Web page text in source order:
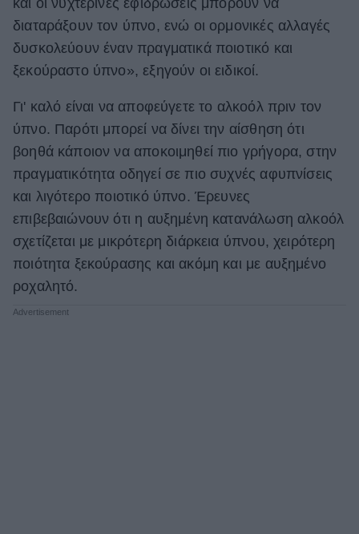
διαταράξουν τον ύπνο, ενώ οι ορμονικές αλλαγές
δυσκολεύουν έναν πραγματικά ποιοτικό και
ξεκούραστο ύπνο», εξηγούν οι ειδικοί.
Γι' καλό είναι να αποφεύγετε το αλκοόλ πριν τον
ύπνο. Παρότι μπορεί να δίνει την αίσθηση ότι
βοηθά κάποιον να αποκοιμηθεί πιο γρήγορα, στην
πραγματικότητα οδηγεί σε πιο συχνές αφυπνίσεις
και λιγότερο ποιοτικό ύπνο. Έρευνες
επιβεβαιώνουν ότι η αυξημένη κατανάλωση αλκοόλ
σχετίζεται με μικρότερη διάρκεια ύπνου, χειρότερη
ποιότητα ξεκούρασης και ακόμη και με αυξημένο
ροχαλητό.